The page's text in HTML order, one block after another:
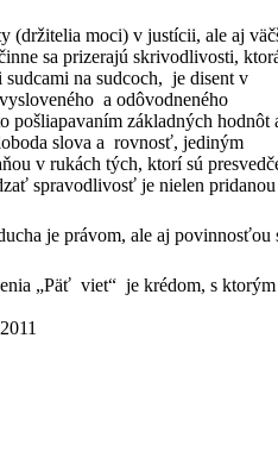
(držitelia moci) v justícii, ale aj
sa prizerajú skrivodlivosti,
sudcami na sudcoch, je disent v
a odôvodneného
pošliapavaním základných hodnôt
slova a rovnosť, jediným
v rukách tých, ktorí sú
spravodlivosť je nielen
je právom, ale aj
„Päť viet“ je krédom, s